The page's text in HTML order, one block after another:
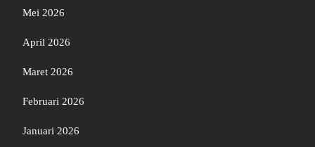
Mei 2026
April 2026
Maret 2026
Februari 2026
Januari 2026